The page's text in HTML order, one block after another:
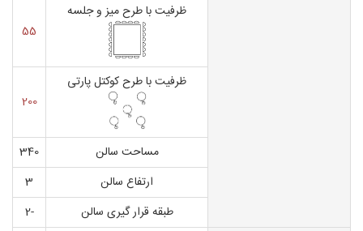
ظرفیت با طرح میز و جلسه
55
ظرفیت با طرح کوکتل پارتی
200
مساحت سالن
340
ارتفاع سالن
3
طبقه قرار گیری سالن
-2